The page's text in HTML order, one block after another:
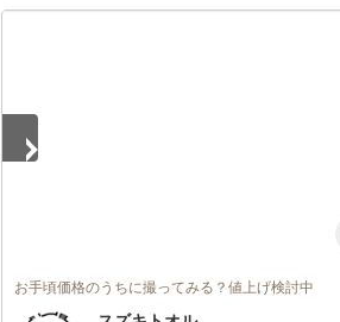
お手頃価格のうちに撮ってみる？値上げ検討中